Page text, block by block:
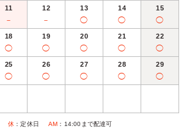
11
－
12
－
13
◯
14
◯
15
◯
18
◯
19
◯
20
◯
21
◯
22
◯
25
◯
26
◯
27
◯
28
◯
29
◯
休 ：定休日 AM ：14:00まで配達可